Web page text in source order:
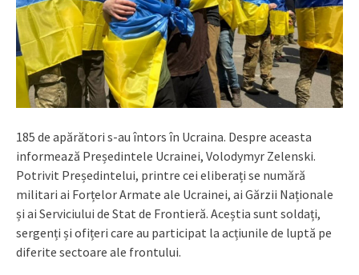
185 de apărători s-au întors în Ucraina. Despre aceasta
informează Președintele Ucrainei, Volodymyr Zelenski.
Potrivit Președintelui, printre cei eliberați se numără
militari ai Forțelor Armate ale Ucrainei, ai Gărzii Naționale
și ai Serviciului de Stat de Frontieră. Aceștia sunt soldați,
sergenți și ofițeri care au participat la acțiunile de luptă pe
diferite sectoare ale frontului.